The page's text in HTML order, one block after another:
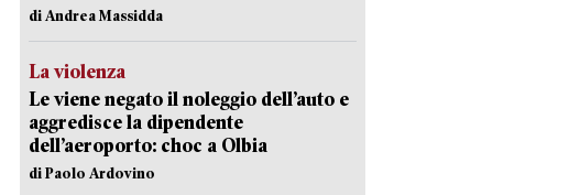
di Andrea Massidda
La violenza
Le viene negato il noleggio dell’auto e
aggredisce la dipendente
dell’aeroporto: choc a Olbia
di Paolo Ardovino